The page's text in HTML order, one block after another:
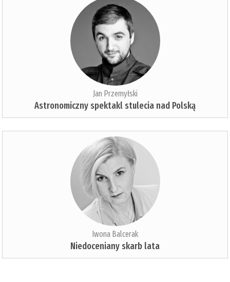
Jan Przemyłski
Astronomiczny spektakl stulecia nad Polską
Iwona Balcerak
Niedoceniany skarb lata